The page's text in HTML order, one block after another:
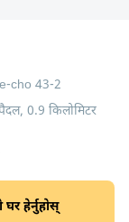
cho 43-2
0.9 किलोमिटर
घर हेर्नुहोस्